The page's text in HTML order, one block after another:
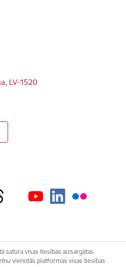
LV-1520
satura visas tiesības aizsargātas.
vienotās platformas visas tiesības